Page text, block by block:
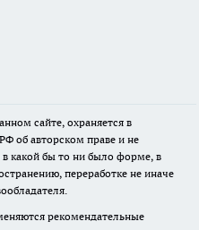
сайте, охраняется в
об авторском праве и не
какой бы то ни было форме, в
переработке не иначе
рекомендательные